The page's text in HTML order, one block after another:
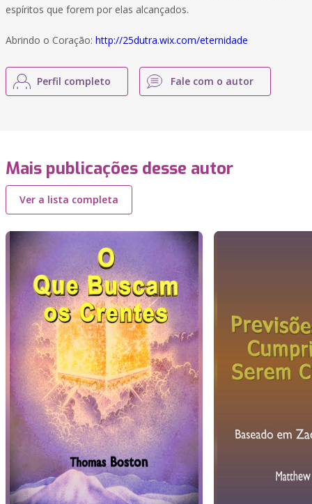
espíritos que forem por elas alcançados.
Abrindo o Coração: http://25dutra.wix.com/eternidade
Perfil completo Fale com o autor
Mais publicações desse autor
Ver a lista completa